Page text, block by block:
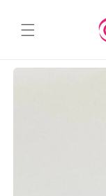
al contenido
directamente